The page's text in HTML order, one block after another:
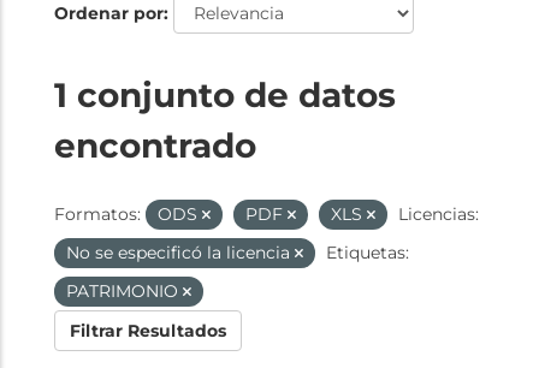
Ordenar por
1 conjunto de datos
encontrado
Formatos: ODS PDF XLS
Licencias:
No se especificó la licencia
Etiquetas:
PATRIMONIO
Filtrar Resultados